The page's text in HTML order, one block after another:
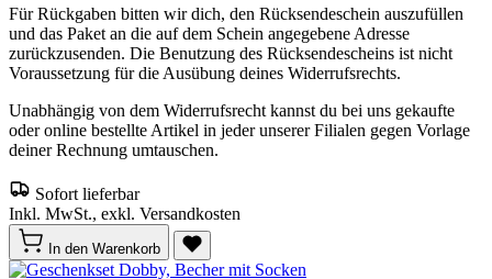
Für Rückgaben bitten wir dich, den Rücksendeschein auszufüllen
und das Paket an die auf dem Schein angegebene Adresse
zurückzusenden. Die Benutzung des Rücksendescheins ist nicht
Voraussetzung für die Ausübung deines Widerrufsrechts.
Unabhängig von dem Widerrufsrecht kannst du bei uns gekaufte
oder online bestellte Artikel in jeder unserer Filialen gegen Vorlage
deiner Rechnung umtauschen.
Sofort lieferbar
Inkl. MwSt., exkl. Versandkosten
In den Warenkorb